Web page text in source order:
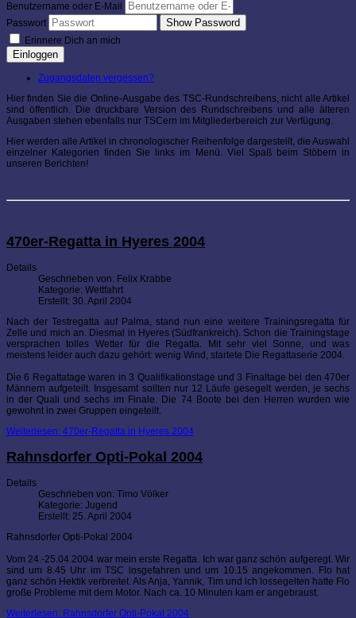
Benutzername oder E-Mail
Passwort
Show Password
Erinnere Dich an mich
Einloggen
Zugangsdaten vergessen?
Hier finden Sie die Online-Ausgabe des TSC-Rundschreibens, nicht alle Artikel
sind öffentlich. Die druckbare Version des Rundschreibens und alle älteren
Ausgaben stehen ebenfalls nur TSCern im Mitgliederbereich zur Verfügung.
Hier werden alle Artikel in chronologischer Reihenfolge dargestellt, die Auswahl
einzelner Kategorien finden Sie links im Menü. Viel Spaß beim Stöbern in
unseren Berichten!
470er-Regatta in Hyeres 2004
Details
Geschrieben von: Felix Krabbe
Kategorie: Wettfahrt
Erstellt: 30. April 2004
Nach der Testregatta auf Palma, stand nun eine weitere Trainingsregatta für
Zelle und mich an. Diesmal in Hyeres (Südfrankreich). Schon die Trainingstage
versprachen tolles Wetter für die Regatta. Mit sehr viel Sonne, und was
meistens leider auch dazu gehört: wenig Wind, startete Die Regattaserie 2004.
Die 6 Regattatage waren in 3 Qualifikationstage und 3 Finaltage bei den 470er
Männern aufgeteilt. Insgesamt sollten nur 12 Läufe gesegelt werden, je sechs
in der Quali und sechs im Finale. Die 74 Boote bei den Herren wurden wie
gewohnt in zwei Gruppen eingeteilt.
Weiterlesen: 470er-Regatta in Hyeres 2004
Rahnsdorfer Opti-Pokal 2004
Details
Geschrieben von: Timo Völker
Kategorie: Jugend
Erstellt: 25. April 2004
Rahnsdorfer Opti-Pokal 2004
Vom 24.-25.04.2004 war mein erste Regatta. Ich war ganz schön aufgeregt. Wir
sind um 8.45 Uhr im TSC losgefahren und um 10.15 angekommen. Flo hat
ganz schön Hektik verbreitet. Als Anja, Yannik, Tim und ich lossegelten hatte Flo
große Probleme mit dem Motor. Nach ca. 10 Minuten kam er angebraust.
Weiterlesen: Rahnsdorfer Opti-Pokal 2004